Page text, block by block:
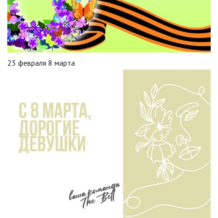
23 февраля 8 марта